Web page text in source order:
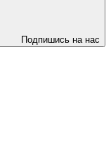
Подпишись на нас